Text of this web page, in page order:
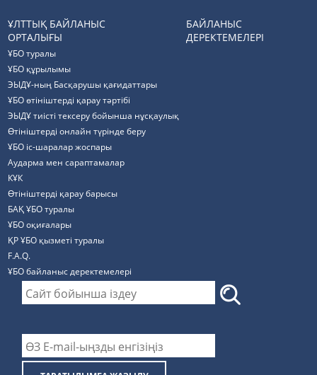
ҰЛТТЫҚ БАЙЛАНЫС
ОРТАЛЫҒЫ
ҰБО туралы
ҰБО құрылымы
ЭЫДҰ-ның Басқарушы қағидаттары
ҰБО өтініштерді қарау тәртібі
ЭЫДҰ тиісті тексеру бойынша нұсқаулық
Өтініштерді онлайн түрінде беру
ҰБО іс-шаралар жоспары
Аударма мен сараптамалар
КҰК
Өтініштерді қарау барысы
БАҚ ҰБО туралы
ҰБО оқиғалары
ҚР ҰБО қызметі туралы
F.A.Q.
ҰБО байланыс деректемелерi
БАЙЛАНЫС
ДЕРЕКТЕМЕЛЕРІ